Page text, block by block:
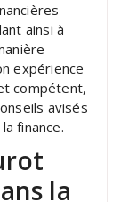
ainsi à
expérience
compétent,
avisés
finance.
la